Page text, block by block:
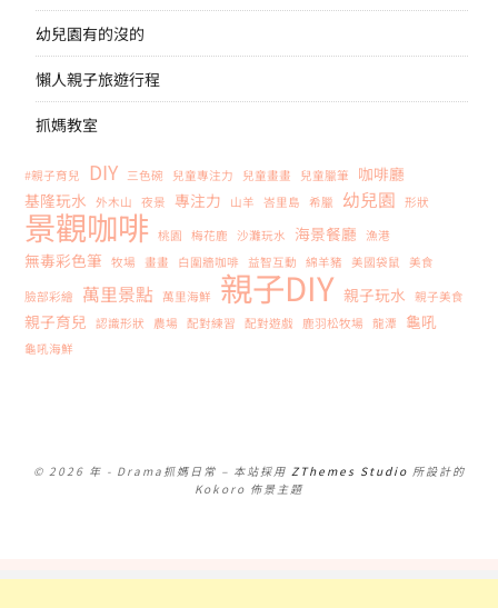
幼兒園有的沒的
懶人親子旅遊行程
抓媽教室
#親子育兒 DIY 三色碗 兒童專注力 兒童畫畫 兒童臘筆
咖啡廳
基隆玩水 外木山 夜景 專注力 山羊 峇里島 希臘 幼兒園 形狀
景觀咖啡 桃園 梅花鹿 沙灘玩水 海景餐廳 漁港
無毒彩色筆 牧場 畫畫 白圍牆咖啡 益智互動 綿羊豬 美國袋鼠 美食
臉部彩繪 萬里景點 萬里海鮮 親子DIY 親子玩水 親子美食
親子育兒 認識形狀 農場 配對練習 配對遊戲 鹿羽松牧場 龍潭 龜吼
龜吼海鮮
© 2026 年 - Drama抓媽日常 – 本站採用 ZThemes Studio 所設計的
Kokoro 佈景主題